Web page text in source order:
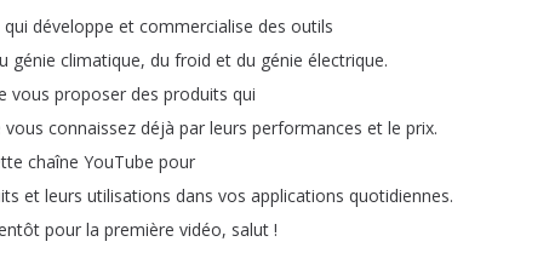
qui développe et commercialise des outils
génie climatique, du froid et du génie électrique.
vous proposer des produits qui
vous connaissez déjà par leurs performances et le prix.
chaîne YouTube pour
et leurs utilisations dans vos applications quotidiennes.
pour la première vidéo, salut !